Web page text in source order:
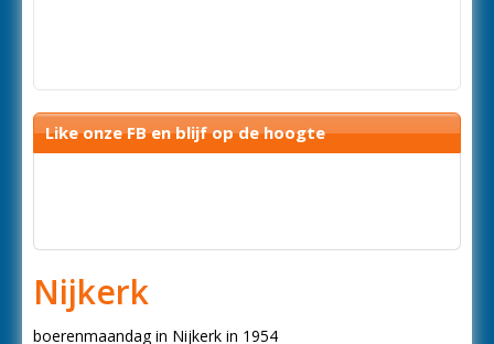
Like onze FB en blijf op de hoogte
Nijkerk
boerenmaandag in Nijkerk in 1954